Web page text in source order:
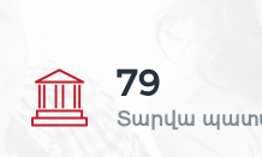
80
Տարվա